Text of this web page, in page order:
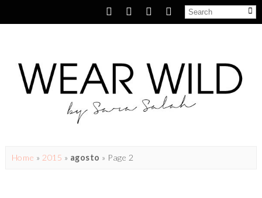
Home » 2015 » agosto » Page 2